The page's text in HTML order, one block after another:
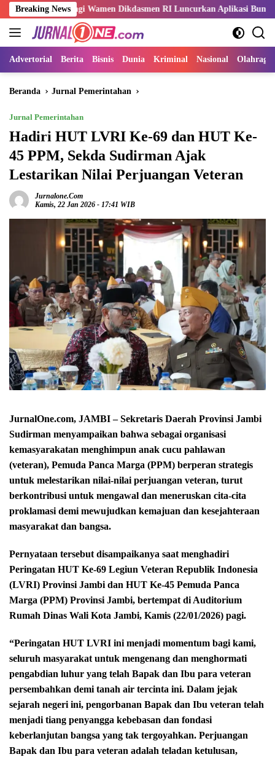
Langsung
ke
konten
Breaking News
Dampingi Wamen Dikdasmen RI Luncurkan Aplikasi Bungo Pintar
Advertorial Berita Bisnis Dunia Kriminal Nasional Olahraga
Beranda Jurnal Pemerintahan
Jurnal Pemerintahan
Hadiri HUT LVRI Ke-69 dan HUT Ke-
45 PPM, Sekda Sudirman Ajak
Lestarikan Nilai Perjuangan Veteran
Jurnalone.com
Kamis, 22 Jan 2026 - 17:41 WIB
JurnalOne.com, JAMBI – Sekretaris Daerah Provinsi Jambi
Sudirman menyampaikan bahwa sebagai organisasi
kemasyarakatan menghimpun anak cucu pahlawan
(veteran), Pemuda Panca Marga (PPM) berperan strategis
untuk melestarikan nilai-nilai perjuangan veteran, turut
berkontribusi untuk mengawal dan meneruskan cita-cita
proklamasi demi mewujudkan kemajuan dan kesejahteraan
masyarakat dan bangsa.
Pernyataan tersebut disampaikanya saat menghadiri
Peringatan HUT Ke-69 Legiun Veteran Republik Indonesia
(LVRI) Provinsi Jambi dan HUT Ke-45 Pemuda Panca
Marga (PPM) Provinsi Jambi, bertempat di Auditorium
Rumah Dinas Wali Kota Jambi, Kamis (22/01/2026) pagi.
“Peringatan HUT LVRI ini menjadi momentum bagi kami,
seluruh masyarakat untuk mengenang dan menghormati
pengabdian luhur yang telah Bapak dan Ibu para veteran
persembahkan demi tanah air tercinta ini. Dalam jejak
sejarah negeri ini, pengorbanan Bapak dan Ibu veteran telah
menjadi tiang penyangga kebebasan dan fondasi
keberlanjutan bangsa yang tak tergoyahkan. Perjuangan
Bapak dan Ibu para veteran adalah teladan ketulusan,